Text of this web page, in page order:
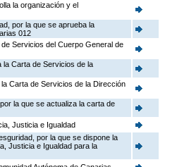
la organización y el
por la que se aprueba la
012
Servicios del Cuerpo General de
la Carta de Servicios de la
Carta de Servicios de la Dirección
la que se actualiza la carta de
Justicia e Igualdad
por la que se dispone la
Justicia e Igualdad para la